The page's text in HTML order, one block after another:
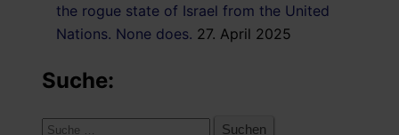
the rogue state of Israel from the United
Nations. None does. 27. April 2025
Suche:
Suche